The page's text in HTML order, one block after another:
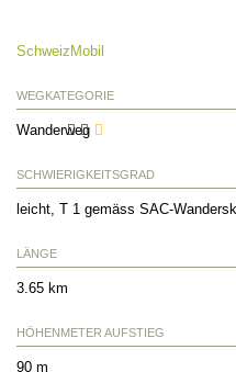
SchweizMobil
WEGKATEGORIE
Wanderweg
SCHWIERIGKEITSGRAD
leicht, T 1 gemäss SAC-
LÄNGE
3.65 km
HÖHENMETER AUFSTIEG
90 m